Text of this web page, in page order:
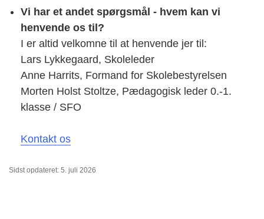
Vi har et andet spørgsmål - hvem kan vi
henvende os til?
I er altid velkomne til at henvende jer til:
Lars Lykkegaard, Skoleleder
Anne Harrits, Formand for Skolebestyrelsen
Morten Holst Stoltze, Pædagogisk leder 0.-1.
klasse / SFO
Kontakt os
Sidst opdateret: 5. juli 2026